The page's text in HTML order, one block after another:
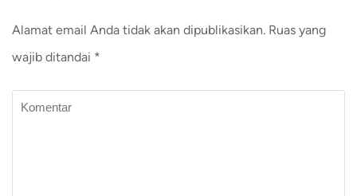
Alamat email Anda tidak akan dipublikasikan. Ruas yang
wajib ditandai *
Komentar